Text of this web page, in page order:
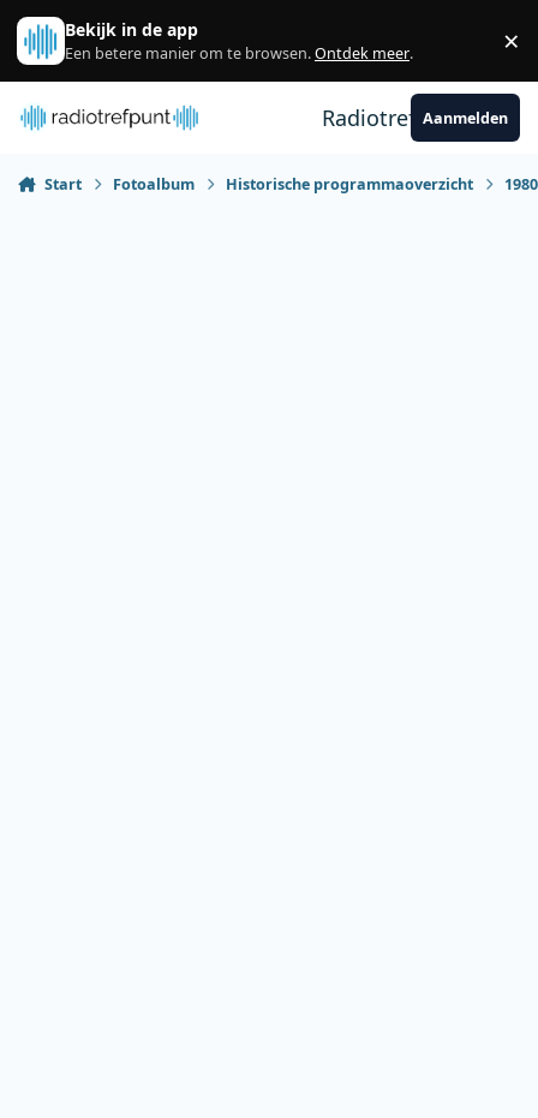
Spring naar bijdragen
Bekijk in de app
Een betere manier om te browsen.Ontdek meer. ×
RadiotrefpuntAanmelden
Start Fotoalbum Historische programmaoverzicht 1980